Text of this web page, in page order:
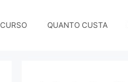
CURSO QUANTO CUSTA